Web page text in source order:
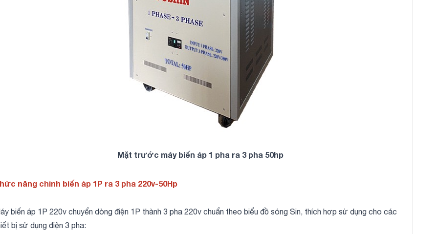
Mặt trước máy biến áp 1 pha ra 3 pha 50hp
năng chính biến áp 1P ra 3 pha 220v-50Hp
biến áp 1P 220v chuyển dòng điện 1P thành 3 pha 220v chuẩn theo biểu đồ sóng Sin, thích hơp sử dụng cho các
bị sử dụng điện 3 pha: